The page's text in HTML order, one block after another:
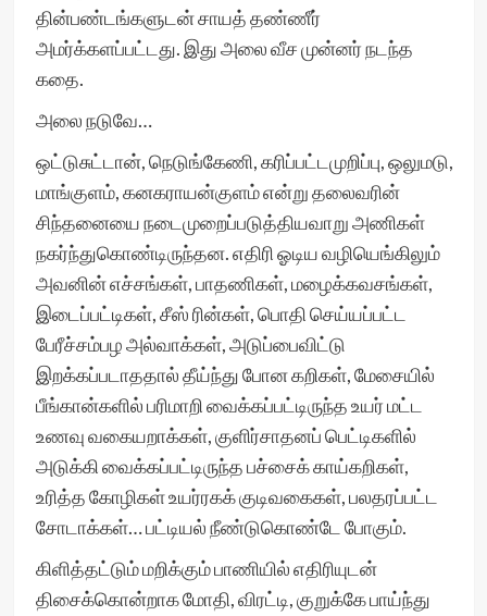
தின்பண்டங்களுடன் சாயத் தண்ணீர்
அமர்க்களப்பட்டது. இது அலை வீச முன்னர் நடந்த
கதை.
அலை நடுவே…
ஒட்டுசுட்டான், நெடுங்கேணி, கரிப்பட்டமுறிப்பு, ஒலுமடு,
மாங்குளம், கனகராயன்குளம் என்று தலைவரின்
சிந்தனையை நடைமுறைப்படுத்தியவாறு அணிகள்
நகர்ந்துகொண்டிருந்தன. எதிரி ஓடிய வழியெங்கிலும்
அவனின் எச்சங்கள், பாதணிகள், மழைக்கவசங்கள்,
இடைப்பட்டிகள், சீஸ் ரின்கள், பொதி செய்யப்பட்ட
பேரீச்சம்பழ அல்வாக்கள், அடுப்பைவிட்டு
இறக்கப்படாததால் தீய்ந்து போன கறிகள், மேசையில்
பீங்கான்களில் பரிமாறி வைக்கப்பட்டிருந்த உயர் மட்ட
உணவு வகையறாக்கள், குளிர்சாதனப் பெட்டிகளில்
அடுக்கி வைக்கப்பட்டிருந்த பச்சைக் காய்கறிகள்,
உரித்த கோழிகள் உயர்ரகக் குடிவகைகள், பலதரப்பட்ட
சோடாக்கள்… பட்டியல் நீண்டுகொண்டே போகும்.
கிளித்தட்டும் மறிக்கும் பாணியில் எதிரியுடன்
திசைக்கொன்றாக மோதி, விரட்டி, குறுக்கே பாய்ந்து